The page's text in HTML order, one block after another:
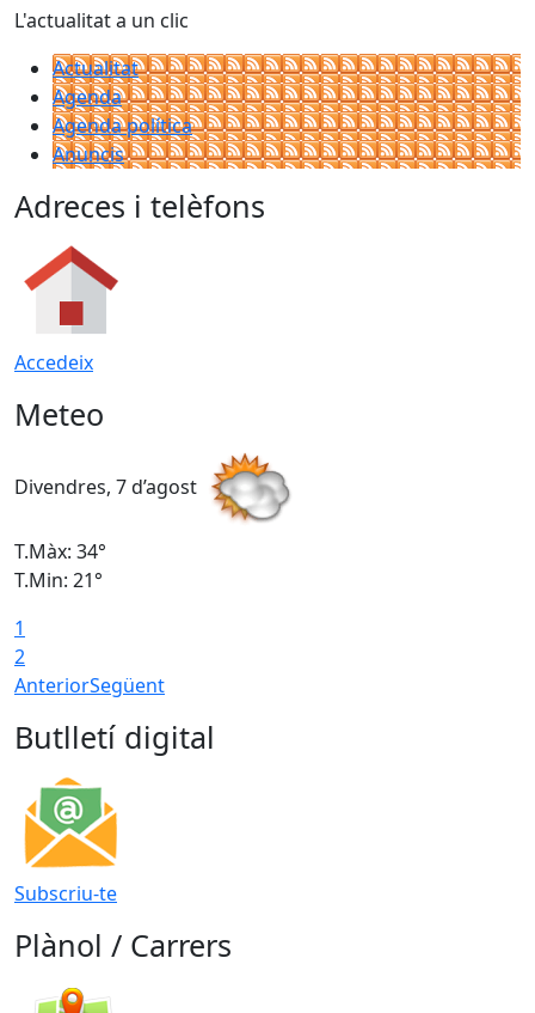
L'actualitat a un clic
Actualitat
Agenda
Agenda política
Anuncis
Adreces i telèfons
Accedeix
Meteo
Divendres, 7 d’agost
T.Màx: 34°
T.Min: 21°
1
2
AnteriorSegüent
Butlletí digital
Subscriu-te
Plànol / Carrers